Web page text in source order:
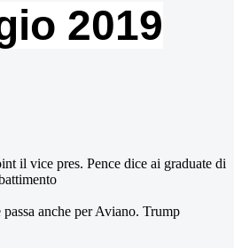
2019
il vice pres. Pence dice ai graduate di
anche per Aviano. Trump